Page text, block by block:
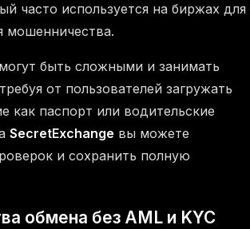
часто используется на биржах для
мошенничества.
быть сложными и занимать
от пользователей загружать
как паспорт или водительские
SecretExchange вы можете
и сохранить полную
обмена без AML и KYC